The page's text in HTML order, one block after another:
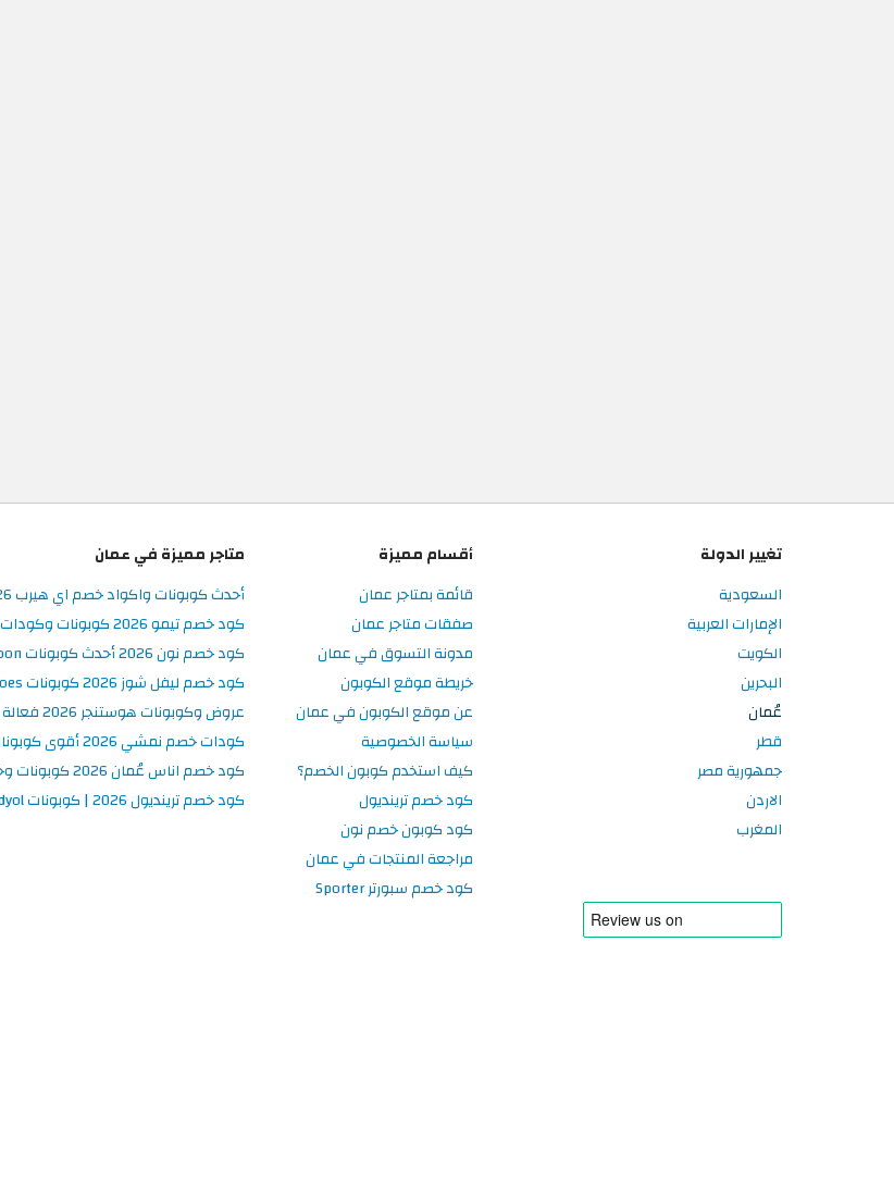
تغيير الدولة
السعودية
الإمارات العربية
الكويت
البحرين
عُمان
قطر
جمهورية مصر
الاردن
المغرب
أقسام مميزة
قائمة بمتاجر عمان
صفقات متاجر عمان
مدونة التسوق في عمان
خريطة موقع الكوبون
عن موقع الكوبون في عمان
سياسة الخصوصية
كيف استخدم كوبون الخصم؟
كود خصم ترينديول
كود كوبون خصم نون
مراجعة المنتجات في عمان
كود خصم سبورتر Sporter
متاجر مميزة في عمان
أحدث كوبونات واكواد خصم اي هيرب 2026 حتى 25% في iHerb عُمان
كود خصم تيمو 2026 كوبونات وكودات TEMU حتى 90% على الطلبات
كود خصم نون 2026 أحدث كوبونات Noon حتى 80% على المنتجات
كود خصم ليفل شوز 2026 كوبونات Level Shoes عُمان فعالة 100%
عروض وكوبونات هوستنجر 2026 فعالة 100% في Hostinger عُمان
كودات خصم نمشي 2026 أقوى كوبونات Namshi عُمان فعالة ومحدثة
كود خصم اناس عُمان 2026 كوبونات وخصومات Ounass فعالة 100%
كود خصم ترينديول 2026 | كوبونات Trendyol حتى 90% فعالة اليوم